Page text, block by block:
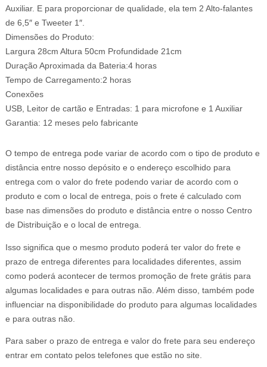
Auxiliar. E para proporcionar de qualidade, ela tem 2 Alto-falantes
de 6,5″ e Tweeter 1″.
Dimensões do Produto:
Largura 28cm Altura 50cm Profundidade 21cm
Duração Aproximada da Bateria:4 horas
Tempo de Carregamento:2 horas
Conexões
USB, Leitor de cartão e Entradas: 1 para microfone e 1 Auxiliar
Garantia: 12 meses pelo fabricante
O tempo de entrega pode variar de acordo com o tipo de produto e
distância entre nosso depósito e o endereço escolhido para
entrega com o valor do frete podendo variar de acordo com o
produto e com o local de entrega, pois o frete é calculado com
base nas dimensões do produto e distância entre o nosso Centro
de Distribuição e o local de entrega.
Isso significa que o mesmo produto poderá ter valor do frete e
prazo de entrega diferentes para localidades diferentes, assim
como poderá acontecer de termos promoção de frete grátis para
algumas localidades e para outras não. Além disso, também pode
influenciar na disponibilidade do produto para algumas localidades
e para outras não.
Para saber o prazo de entrega e valor do frete para seu endereço
entrar em contato pelos telefones que estão no site.